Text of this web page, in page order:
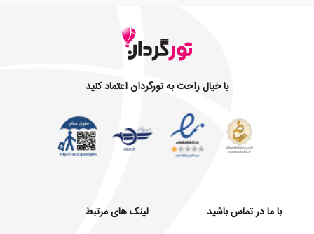
با خیال راحت به تورگردان اعتماد کنید
با ما در تماس باشید
لینک های مرتبط